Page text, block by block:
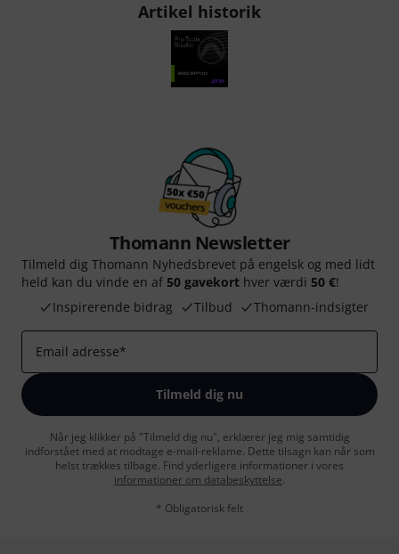
Artikel historik
Thomann Newsletter
Tilmeld dig Thomann Nyhedsbrevet på engelsk og med lidt
held kan du vinde en af 50 gavekort hver værdi 50 €!
Inspirerende bidrag
Tilbud Thomann-indsigter
Email adresse*
Tilmeld dig nu
Når jeg klikker på "Tilmeld dig nu", erklærer jeg mig samtidig
indforstået med at modtage e-mail-reklame. Dette tilsagn kan når som
helst trækkes tilbage. Find yderligere informationer i vores
informationer om databeskyttelse.
* Obligatorisk felt